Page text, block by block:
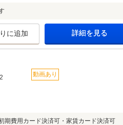
に追加 詳細を見る
2 動画あり
期費用カード決済可・家賃カード決済可